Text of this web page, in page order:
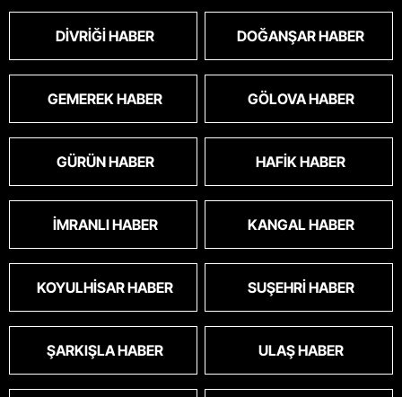
DIVRIĞI HABER DOĞANŞAR HABER
GEMEREK HABER GÖLOVA HABER
GÜRÜN HABER HAFIK HABER
İMRANLI HABER KANGAL HABER
KOYULHISAR HABER SUŞEHRI HABER
ŞARKIŞLA HABER ULAŞ HABER